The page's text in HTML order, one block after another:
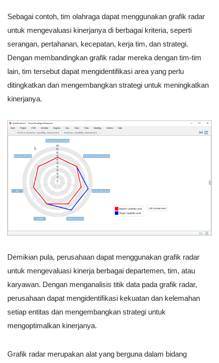
Sebagai contoh, tim olahraga dapat menggunakan grafik radar
untuk mengevaluasi kinerjanya di berbagai kriteria, seperti
serangan, pertahanan, kecepatan, kerja tim, dan strategi.
Dengan membandingkan grafik radar mereka dengan tim-tim
lain, tim tersebut dapat mengidentifikasi area yang perlu
ditingkatkan dan mengembangkan strategi untuk meningkatkan
kinerjanya.
Demikian pula, perusahaan dapat menggunakan grafik radar
untuk mengevaluasi kinerja berbagai departemen, tim, atau
karyawan. Dengan menganalisis titik data pada grafik radar,
perusahaan dapat mengidentifikasi kekuatan dan kelemahan
setiap entitas dan mengembangkan strategi untuk
mengoptimalkan kinerjanya.
Grafik radar merupakan alat yang berguna dalam bidang